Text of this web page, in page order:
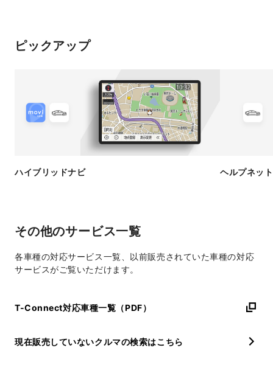
ピックアップ
ハイブリッドナビ ヘルプネット
その他のサービス一覧
各車種の対応サービス一覧、以前販売されていた車種の対応
サービスがご覧いただけます。
T-Connect対応車種一覧（PDF）
現在販売していないクルマの検索はこちら